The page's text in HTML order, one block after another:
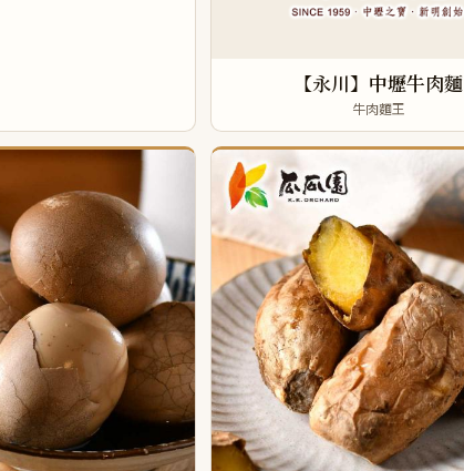
【永川】中壢牛肉麵
牛肉麵王